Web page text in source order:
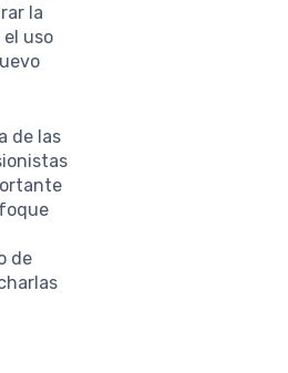
la
uso
de las
de